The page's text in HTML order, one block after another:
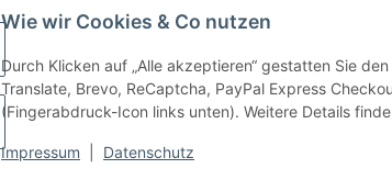
Wie wir Cookies & Co nutzen
Durch Klicken auf „Alle akzeptieren“ gestatten Sie
Translate, Brevo, ReCaptcha, PayPal Express
(Fingerabdruck-Icon links unten). Weitere Details
Impressum Datenschutz